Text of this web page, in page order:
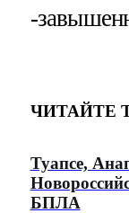
-
ЧИТАЙТЕ
Туапсе,
БПЛА